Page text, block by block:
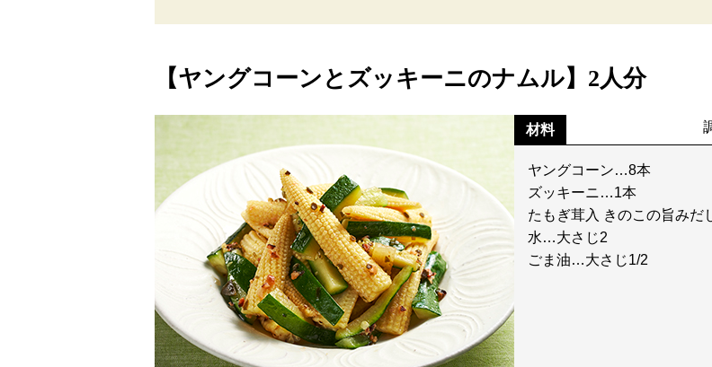
【ヤングコーンとズッキーニのナムル】2人分
材料
ヤングコーン…8本
ズッキーニ…1本
たもぎ茸入 きのこの旨みだ
水…大さじ2
ごま油…大さじ1/2